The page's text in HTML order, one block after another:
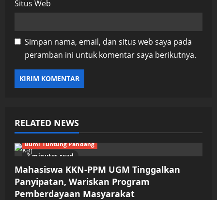
Situs Web
Simpan nama, email, dan situs web saya pada
peramban ini untuk komentar saya berikutnya.
RELATED NEWS
2 minutes read
Bumi Tuntung Pandang
Mahasiswa KKN-PPM UGM Tinggalkan
Panyipatan, Wariskan Program
Pemberdayaan Masyarakat